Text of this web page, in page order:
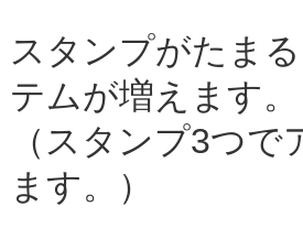
スタンプがたま
テムが増えます。
（スタンプ3つ
ます。）